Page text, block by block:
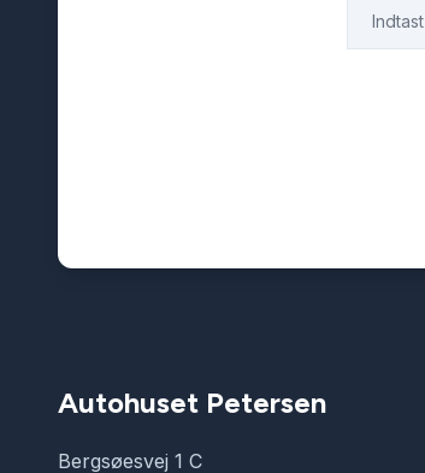
Autohuset Petersen
Bergsøesvej 1 C